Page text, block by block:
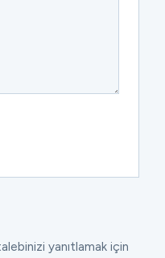
yanıtlamak için